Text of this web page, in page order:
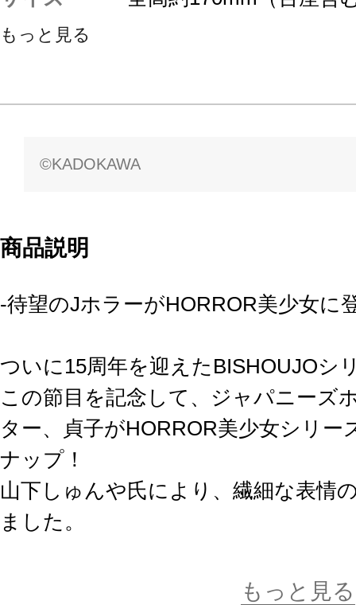
もっと見る
©KADOKAWA
商品説明
-待望のJホラーがHORROR美少女に
ついに15周年を迎えたBISHOUJOシ
この節目を記念して、ジャパニーズ
ター、貞子がHORROR美少女シリ
ナップ！
山下しゅんや氏により、繊細な表情
ました。
日本の幽霊表現のスタンダードにも
もっと見る